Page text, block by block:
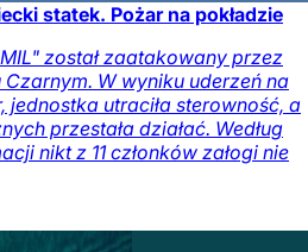
statek. Pożar na pokładzie
został zaatakowany przez
W wyniku uderzeń na
jednostka utraciła sterowność, a
przestała działać. Według
nikt z 11 członków załogi nie